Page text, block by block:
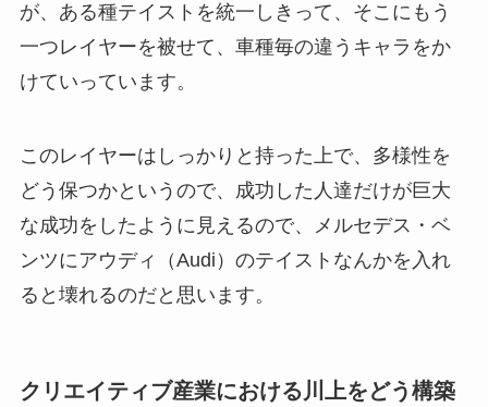
が、ある種テイストを統一しきって、そこにもう
一つレイヤーを被せて、車種毎の違うキャラをか
けていっています。
このレイヤーはしっかりと持った上で、多様性を
どう保つかというので、成功した人達だけが巨大
な成功をしたように見えるので、メルセデス・ベ
ンツにアウディ（Audi）のテイストなんかを入れ
ると壊れるのだと思います。
クリエイティブ産業における川上をどう構築